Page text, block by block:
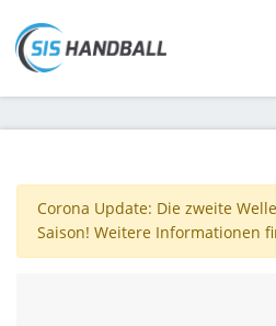
Corona Update: Die zweite
Saison! Weitere Informationen